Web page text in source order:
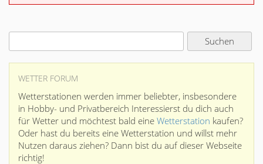
WETTER FORUM
Wetterstationen werden immer beliebter, insbesondere
in Hobby- und Privatbereich Interessierst du dich auch
für Wetter und möchtest bald eine Wetterstation kaufen?
Oder hast du bereits eine Wetterstation und willst mehr
Nutzen daraus ziehen? Dann bist du auf dieser Webseite
richtig!